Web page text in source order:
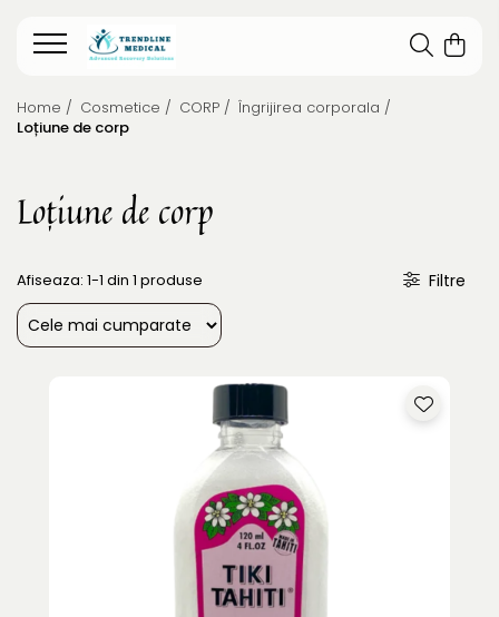
Home / Cosmetice / CORP / Îngrijirea corporala /
Loțiune de corp
Loțiune de corp
Afiseaza: 1-1 din 1 produse Filtre